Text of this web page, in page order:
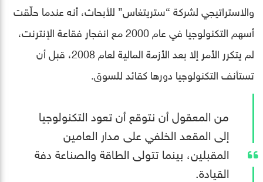
والاستراتيجي لشركة “ستريتغاس” للأبحاث، أنه عندما حلّقت
أسهم التكنولوجيا في عام 2000 مع انفجار فقاعة الإنترنت،
لم يتكرر الأمر إلا بعد الأزمة المالية لعام 2008، قبل أن
تستأنف التكنولوجيا دورها كقائد للسوق.
من المعقول أن نتوقع أن تعود التكنولوجيا
إلى المقعد الخلفي على مدار العامين
المقبلين، بينما تتولى الطاقة والصناعة دفة
القيادة.